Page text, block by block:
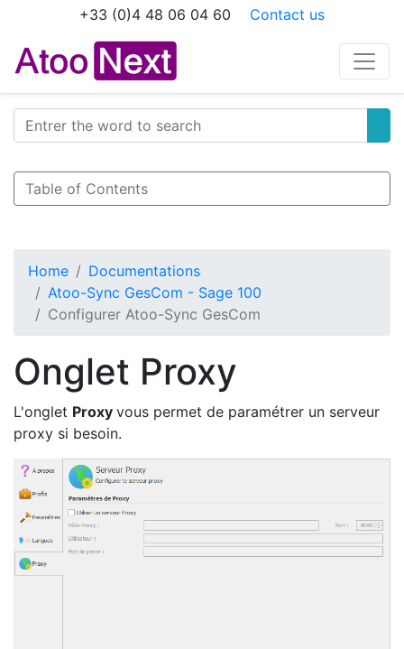
+33 (0)4 48 06 04 60 Contact us
Table of Contents
Home
Documentations
Atoo-Sync GesCom - Sage 100
Configurer Atoo-Sync GesCom
Onglet Proxy
L'onglet Proxy vous permet de paramétrer un serveur
proxy si besoin.